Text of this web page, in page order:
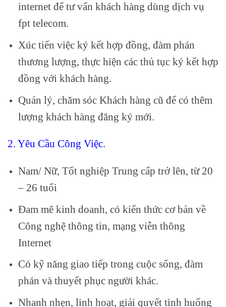
internet để tư vấn khách hàng dùng dịch vụ
fpt telecom.
Xúc tiến việc ký kết hợp đồng, đàm phán
thương lượng, thực hiện các thủ tục ký kết hợp
đồng với khách hàng.
Quản lý, chăm sóc Khách hàng cũ để có thêm
lượng khách hàng đăng ký mới.
2. Yêu Cầu Công Việc.
Nam/ Nữ, Tốt nghiệp Trung cấp trở lên, từ 20
– 26 tuổi
Đam mê kinh doanh, có kiến thức cơ bản về
Công nghệ thông tin, mạng viễn thông
Internet
Có kỹ năng giao tiếp trong cuộc sống, đàm
phán và thuyết phục người khác.
Nhanh nhẹn, linh hoạt, giải quyết tình huống